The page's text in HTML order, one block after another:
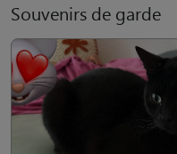
Souvenirs de garde